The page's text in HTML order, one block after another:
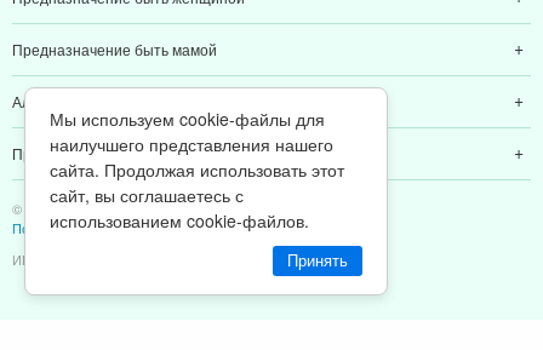
Предназначение быть мамой
Алексей Валяев
Предназначение быть папой
© 2011-2026 Предназначение быть Женщиной
Политика конфиденциальности
ИП Валяев А. В. | ИНН 380111808709
Мы используем cookie-файлы для
наилучшего представления нашего
сайта. Продолжая использовать этот
сайт, вы соглашаетесь с
использованием cookie-файлов.
Принять